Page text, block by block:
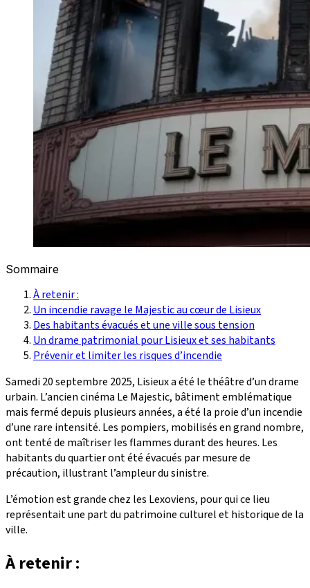
Sommaire
À retenir :
Un incendie ravage le Majestic au cœur de Lisieux
Des habitants évacués et une ville sous tension
Un drame patrimonial pour Lisieux et ses habitants
Prévenir et limiter les risques d’incendie
Samedi 20 septembre 2025, Lisieux a été le théâtre d’un drame
urbain. L’ancien cinéma Le Majestic, bâtiment emblématique
mais fermé depuis plusieurs années, a été la proie d’un incendie
d’une rare intensité. Les pompiers, mobilisés en grand nombre,
ont tenté de maîtriser les flammes durant des heures. Les
habitants du quartier ont été évacués par mesure de
précaution, illustrant l’ampleur du sinistre.
L’émotion est grande chez les Lexoviens, pour qui ce lieu
représentait une part du patrimoine culturel et historique de la
ville.
À retenir :